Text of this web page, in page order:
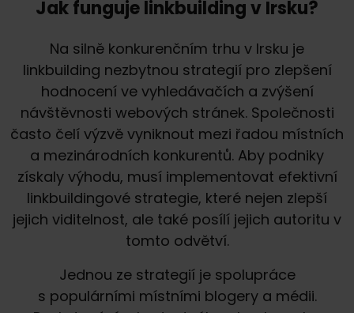
Jak funguje linkbuilding v Irsku?
Na silně konkurenčním trhu v Irsku je
linkbuilding nezbytnou strategií pro zlepšení
hodnocení ve vyhledávačích a zvýšení
návštěvnosti webových stránek. Společnosti
často čelí výzvě vyniknout mezi řadou místních
a mezinárodních konkurentů. Aby podniky
získaly výhodu, musí implementovat efektivní
linkbuildingové strategie, které nejen zlepší
jejich viditelnost, ale také posílí jejich autoritu v
tomto odvětví.
Jednou ze strategií je spolupráce
s populárními místními blogery a médii.